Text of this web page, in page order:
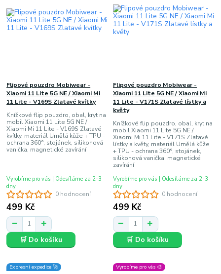
0 hodnocení
Flipové pouzdro Mobiwear -
Xiaomi 11 Lite 5G NE / Xiaomi Mi
11 Lite - V169S Zlatavé kvítky
Knížkové flip pouzdro, obal, kryt na
mobil Xiaomi 11 Lite 5G NE /
Xiaomi Mi 11 Lite - V169S Zlatavé
kvítky, materiál Umělá kůže + TPU -
ochrana 360°, stojánek, silikonová
vanička, magnetické zavírání
499 Kč
Vyrobíme pro vás | Odesíláme za 2-3
dny
🛒 Do košíku
0 hodnocení
Flipové pouzdro Mobiwear -
Xiaomi 11 Lite 5G NE / Xiaomi Mi
11 Lite - V171S Zlatavé lístky a
květy
Knížkové flip pouzdro, obal, kryt na
mobil Xiaomi 11 Lite 5G NE /
Xiaomi Mi 11 Lite - V171S Zlatavé
lístky a květy, materiál Umělá kůže
+ TPU - ochrana 360°, stojánek,
silikonová vanička, magnetické
zavírání
499 Kč
Vyrobíme pro vás | Odesíláme za 2-3
dny
🛒 Do košíku
Expresní expedice 🚀 Vyrobíme pro vás 🎨